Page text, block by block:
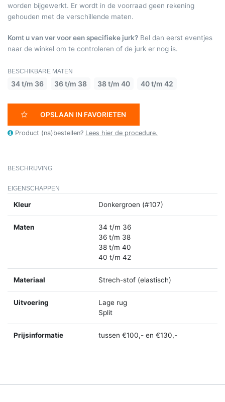
worden bijgewerkt. Er wordt in de voorraad geen rekening
gehouden met de verschillende maten.
Komt u van ver voor een specifieke jurk? Bel dan eerst eventjes
naar de winkel om te controleren of de jurk er nog is.
BESCHIKBARE MATEN
34 t/m 36 36 t/m 38 38 t/m 40 40 t/m 42
OPSLAAN IN FAVORIETEN
Product (na)bestellen? Lees hier de procedure.
BESCHRIJVING
EIGENSCHAPPEN
Kleur Donkergroen (#107)
Maten
34 t/m 36
36 t/m 38
38 t/m 40
40 t/m 42
Materiaal Strech-stof (elastisch)
Uitvoering
Lage rug
Split
Prijsinformatie tussen €100,- en €130,-